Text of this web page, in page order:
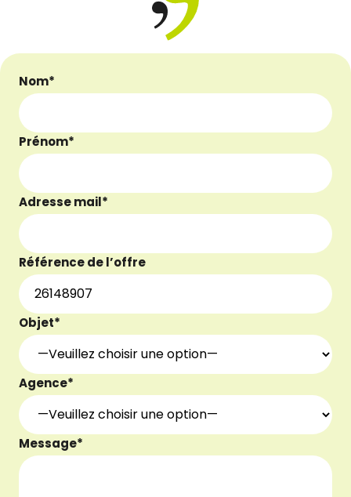
Nom*
Prénom*
Adresse mail*
Référence de l’offre
Objet*
Agence*
Message*